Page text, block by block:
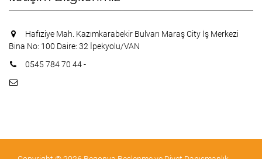
Hafıziye Mah. Kazımkarabekir Bulvarı Maraş City İş Merkezi
Bina No: 100 Daire: 32 İpekyolu/VAN
0545 784 70 44 -